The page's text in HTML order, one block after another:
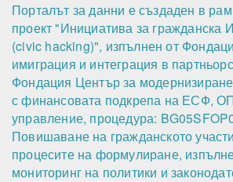
Порталът за данни е създаден в
проект "Инициатива за гражданска
(civic hacking)", изпълнен от
имиграция и интеграция в
Фондация Център за
с финансовата подкрепа на ЕСФ,
управление, процедура:
Повишаване на гражданското
процесите на формулиране,
мониторинг на политики и